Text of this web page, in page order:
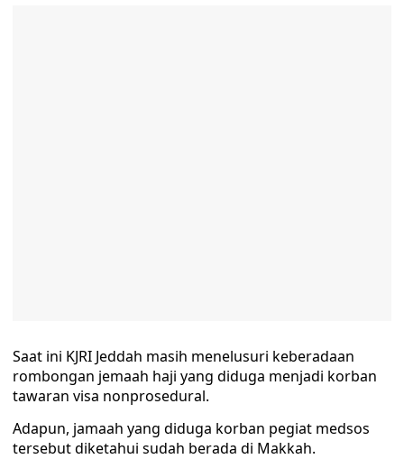
Saat ini KJRI Jeddah masih menelusuri keberadaan
rombongan jemaah haji yang diduga menjadi korban
tawaran visa nonprosedural.
Adapun, jamaah yang diduga korban pegiat medsos
tersebut diketahui sudah berada di Makkah.